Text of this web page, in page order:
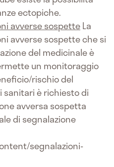
ectopiche.
avverse sospetteLa
avverse sospette che si
del medicinale è
un monitoraggio
rischio del
sanitari è richiesto di
avversa sospetta
di segnalazione
segnalazioni-